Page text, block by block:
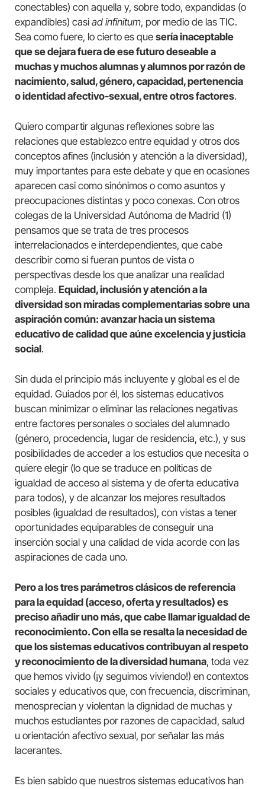
conectables) con aquella y, sobre todo, expandidas (o
expandibles) casi ad infinitum, por medio de las TIC.
Sea como fuere, lo cierto es que sería inaceptable
que se dejara fuera de ese futuro deseable a
muchas y muchos alumnas y alumnos por razón de
nacimiento, salud, género, capacidad, pertenencia
o identidad afectivo-sexual, entre otros factores.
Quiero compartir algunas reflexiones sobre las
relaciones que establezco entre equidad y otros dos
conceptos afines (inclusión y atención a la diversidad),
muy importantes para este debate y que en ocasiones
aparecen casi como sinónimos o como asuntos y
preocupaciones distintas y poco conexas. Con otros
colegas de la Universidad Autónoma de Madrid (1)
pensamos que se trata de tres procesos
interrelacionados e interdependientes, que cabe
describir como si fueran puntos de vista o
perspectivas desde los que analizar una realidad
compleja. Equidad, inclusión y atención a la
diversidad son miradas complementarias sobre una
aspiración común: avanzar hacia un sistema
educativo de calidad que aúne excelencia y justicia
social.
Sin duda el principio más incluyente y global es el de
equidad. Guiados por él, los sistemas educativos
buscan minimizar o eliminar las relaciones negativas
entre factores personales o sociales del alumnado
(género, procedencia, lugar de residencia, etc.), y sus
posibilidades de acceder a los estudios que necesita o
quiere elegir (lo que se traduce en políticas de
igualdad de acceso al sistema y de oferta educativa
para todos), y de alcanzar los mejores resultados
posibles (igualdad de resultados), con vistas a tener
oportunidades equiparables de conseguir una
inserción social y una calidad de vida acorde con las
aspiraciones de cada uno.
Pero a los tres parámetros clásicos de referencia
para la equidad (acceso, oferta y resultados) es
preciso añadir uno más, que cabe llamar igualdad de
reconocimiento. Con ella se resalta la necesidad de
que los sistemas educativos contribuyan al respeto
y reconocimiento de la diversidad humana, toda vez
que hemos vivido (¡y seguimos viviendo!) en contextos
sociales y educativos que, con frecuencia, discriminan,
menosprecian y violentan la dignidad de muchas y
muchos estudiantes por razones de capacidad, salud
u orientación afectivo sexual, por señalar las más
lacerantes.
Es bien sabido que nuestros sistemas educativos han